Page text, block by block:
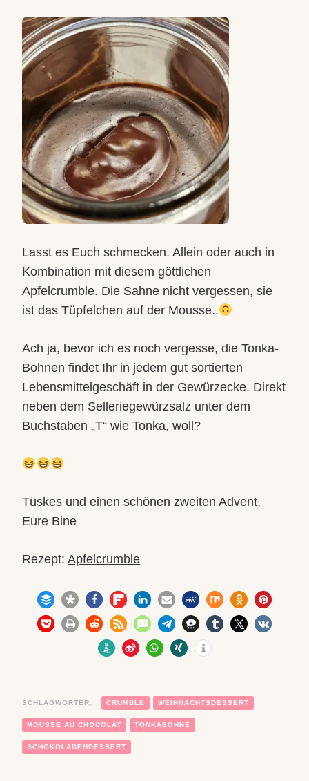
Lasst es Euch schmecken. Allein oder auch in
Kombination mit diesem göttlichen
Apfelcrumble. Die Sahne nicht vergessen, sie
ist das Tüpfelchen auf der Mousse..
Ach ja, bevor ich es noch vergesse, die Tonka-
Bohnen findet Ihr in jedem gut sortierten
Lebensmittelgeschäft in der Gewürzecke. Direkt
neben dem Selleriegewürzsalz unter dem
Buchstaben „T“ wie Tonka, woll?
Tüskes und einen schönen zweiten Advent,
Eure Bine
Rezept: Apfelcrumble
SCHLAGWÖRTER: CRUMBLE WEIHNACHTSDESSERT
MOUSSE AU CHOCOLAT TONKABOHNE
SCHOKOLADENDESSERT